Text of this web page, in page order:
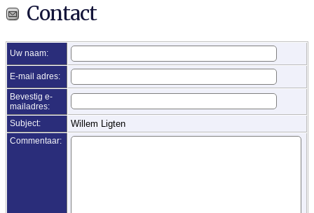
Contact
Uw naam:
E-mail adres:
Bevestig e-
mailadres:
Subject:
Willem Ligten
Commentaar: